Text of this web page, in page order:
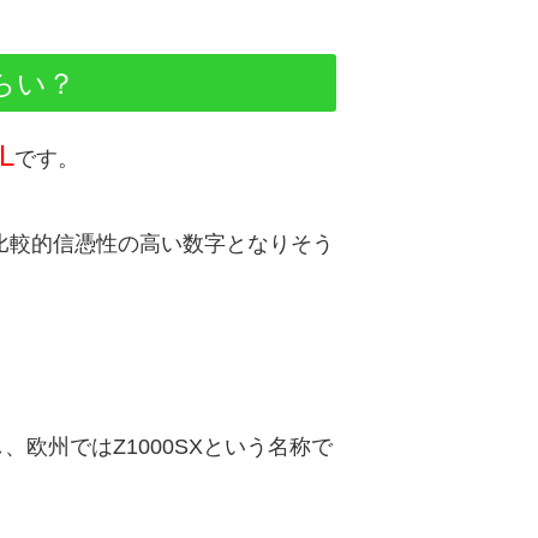
い？
です。
的信憑性の高い数字となりそう
欧州ではZ1000SXという名称で